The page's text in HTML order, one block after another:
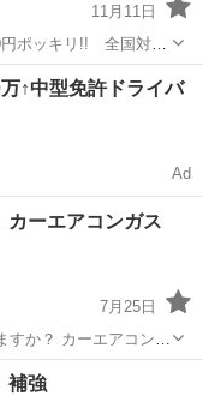
11月11日
円ポッキリ!! 全国対応
しまった時、解除に必
↑中型免許ドライバ
Ad
カーエアコンガス
7月25日
か？ カーエアコンガ
ますアコン
強